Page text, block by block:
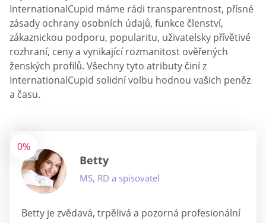
0%
InternationalCupid máme rádi transparentnost, přísné
zásady ochrany osobních údajů, funkce členství,
zákaznickou podporu, popularitu, uživatelsky přívětivé
rozhraní, ceny a vynikající rozmanitost ověřených
ženských profilů. Všechny tyto atributy činí z
InternationalCupid solidní volbu hodnou vašich peněz
a času.
Betty
MS, RD a spisovatel
Betty je zvědavá, trpělivá a pozorná profesionální